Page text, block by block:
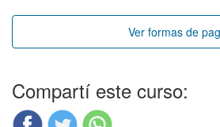
Ver formas de
Compartí este curso: